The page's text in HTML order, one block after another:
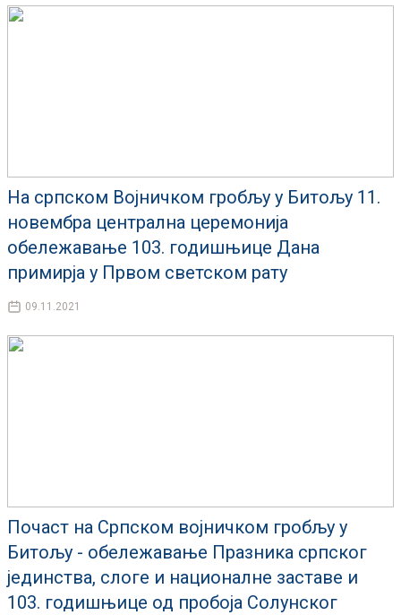
На српском Војничком гробљу у Битољу 11.
новембра централна церемонија
обележавање 103. годишњице Дана
примирја у Првом светском рату
09.11.2021
Почаст на Српском војничком гробљу у
Битољу - обележавање Празника српског
јединства, слоге и националне заставе и
103. годишњице од пробоја Солунског